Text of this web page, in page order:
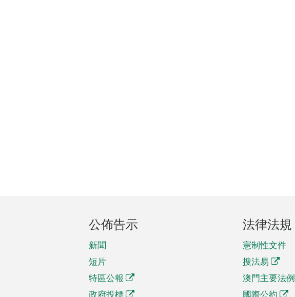
公佈告示
新聞
短片
特區公報
政府投標
法律法規
憲制性文件
搜法易
澳門主要法例
國際公約